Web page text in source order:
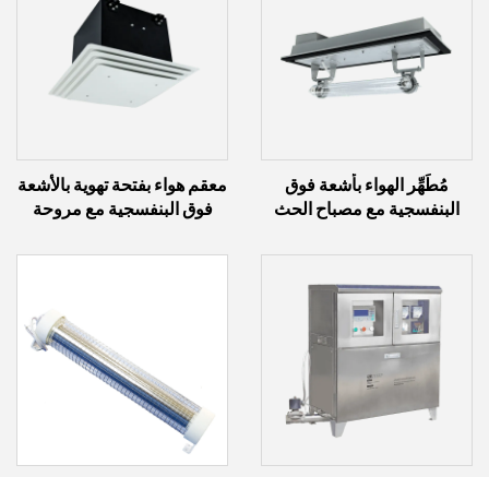
مُطَهِّر الهواء بأشعة فوق
البنفسجية مع مصباح الحث
معقم هواء بفتحة تهوية بالأشعة
فوق البنفسجية مع مروحة